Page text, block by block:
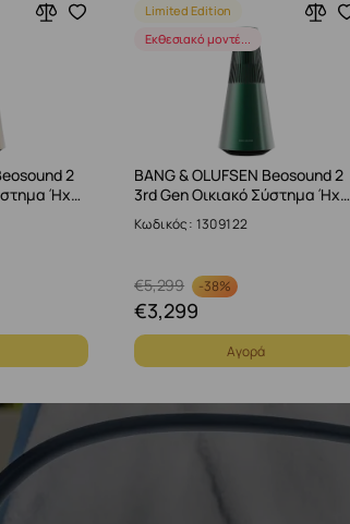
2
Ήχ…
Limited Edition
Εκθεσιακό μοντέ...
BANG & OLUFSEN Beosound 2
3rd Gen Οικιακό Σύστημα Ήχ…
Κωδικός: 1309122
5,299
€ -38%
3,299
€
Αγορά